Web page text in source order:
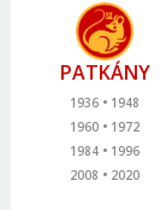
PATKÁNY
1936
1948
1960
1972
1984
1996
2008
2020